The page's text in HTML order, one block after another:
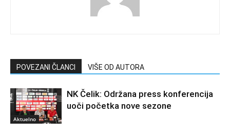
POVEZANI ČLANCI VIŠE OD AUTORA
Aktuelno
NK Čelik: Održana press konferencija
uoči početka nove sezone